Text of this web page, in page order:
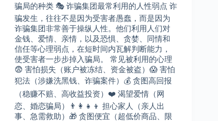
骗局的种类 🎭 诈骗集团最常利用的人性弱点 诈
骗发生，往往不是因为受害者愚蠢，而是因为
诈骗集团非常善于操纵人性。他们利用人们对
金钱、爱情、亲情，以及恐惧、贪婪、同情和
信任等心理弱点，在短时间内瓦解判断能力，
使受害者一步步掉入骗局。 常见被利用的心理
😨 害怕损失（账户被冻结、资金被盗）😱 害怕
犯法（涉嫌洗黑钱、诈骗案件）💰 贪图高回报
（稳赚不赔、高收益投资）❤️ 渴望爱情（网
恋、婚恋骗局）👨‍👩‍👧‍👦 担心家人（亲人出
事、急需救助）🎁 贪图便宜（超低价商品、限